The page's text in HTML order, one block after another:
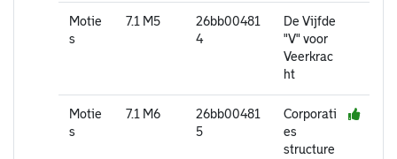
Motie
s
7.1 M5
26bb00481
4
De Vijfde
"V" voor
Veerkrac
ht
Motie
s
7.1 M6
26bb00481
5
Corporati
es
structure